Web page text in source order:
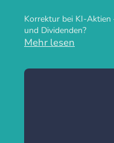
Korrektur bei KI-
und Dividenden?
Mehr lesen